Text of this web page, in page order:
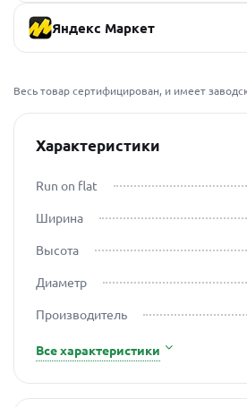
Яндекс Маркет
Весь товар сертифицирован, и имеет
Характеристики
Run on flat
Ширина
Высота
Диаметр
Производитель
Все характеристики